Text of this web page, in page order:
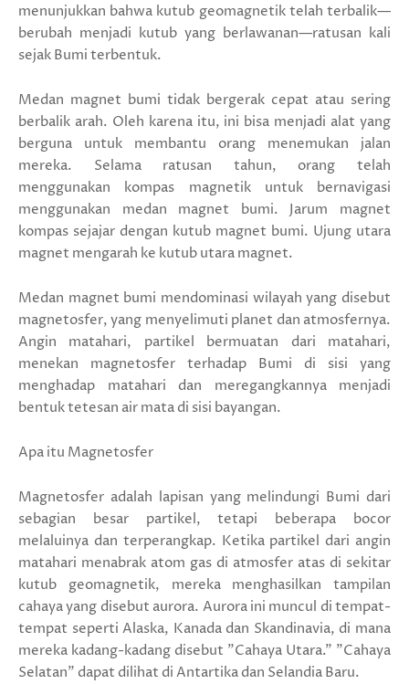
menunjukkan bahwa kutub geomagnetik telah terbalik—
berubah menjadi kutub yang berlawanan—ratusan kali
sejak Bumi terbentuk.
Medan magnet bumi tidak bergerak cepat atau sering
berbalik arah. Oleh karena itu, ini bisa menjadi alat yang
berguna untuk membantu orang menemukan jalan
mereka. Selama ratusan tahun, orang telah
menggunakan kompas magnetik untuk bernavigasi
menggunakan medan magnet bumi. Jarum magnet
kompas sejajar dengan kutub magnet bumi. Ujung utara
magnet mengarah ke kutub utara magnet.
Medan magnet bumi mendominasi wilayah yang disebut
magnetosfer, yang menyelimuti planet dan atmosfernya.
Angin matahari, partikel bermuatan dari matahari,
menekan magnetosfer terhadap Bumi di sisi yang
menghadap matahari dan meregangkannya menjadi
bentuk tetesan air mata di sisi bayangan.
Apa itu Magnetosfer
Magnetosfer adalah lapisan yang melindungi Bumi dari
sebagian besar partikel, tetapi beberapa bocor
melaluinya dan terperangkap. Ketika partikel dari angin
matahari menabrak atom gas di atmosfer atas di sekitar
kutub geomagnetik, mereka menghasilkan tampilan
cahaya yang disebut aurora. Aurora ini muncul di tempat-
tempat seperti Alaska, Kanada dan Skandinavia, di mana
mereka kadang-kadang disebut "Cahaya Utara." "Cahaya
Selatan" dapat dilihat di Antartika dan Selandia Baru.